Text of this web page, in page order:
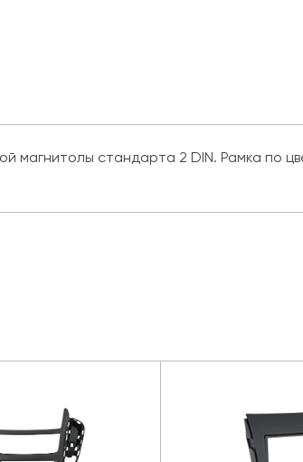
магнитолы стандарта 2 DIN. Рамка по